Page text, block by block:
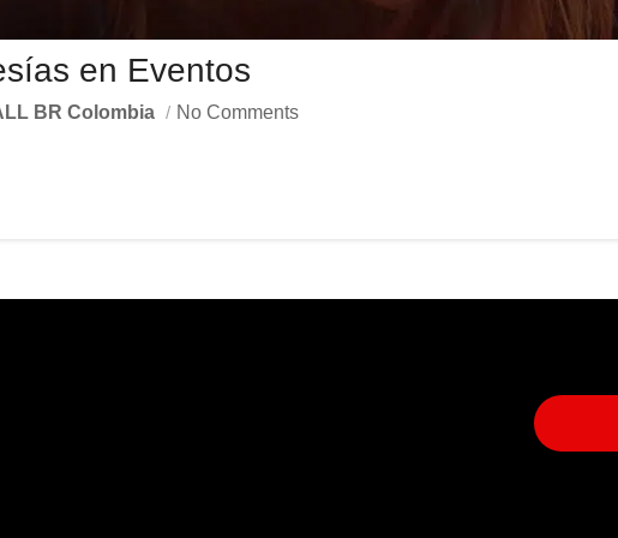
en Eventos
BR Colombia No Comments